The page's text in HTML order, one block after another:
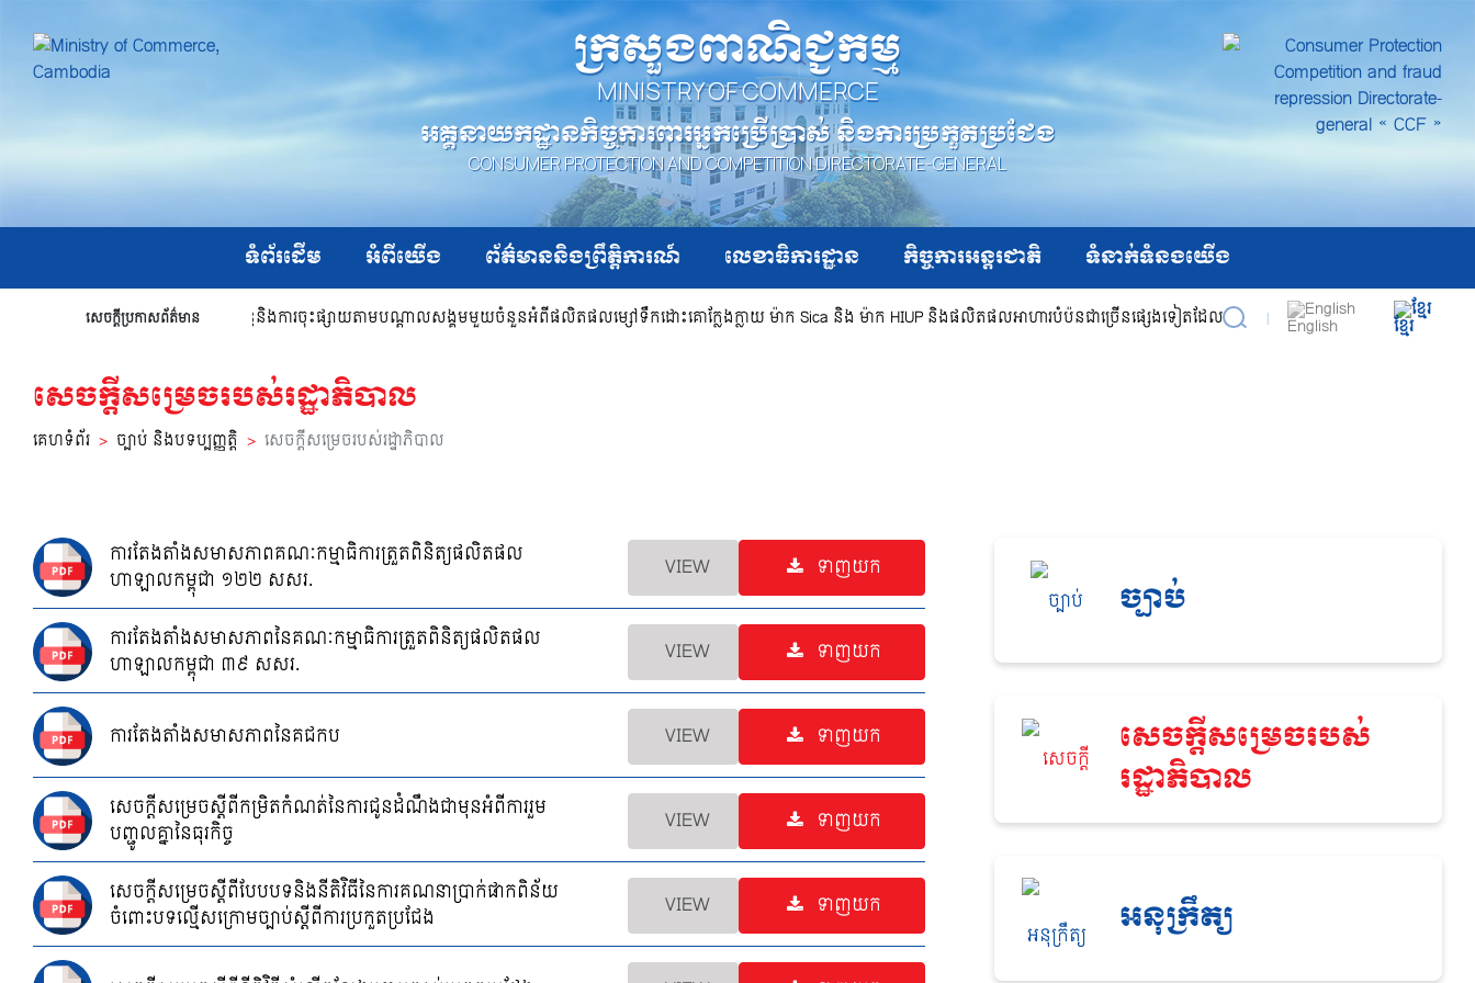
ក្រសួងពាណិជ្ជកម្ម
MINISTRY OF COMMERCE
អគ្គនាយកដ្ឋានកិច្ចការពារអ្នកប្រើប្រាស់ និងការប្រកួតប្រជែង
CONSUMER PROTECTION AND COMPETITION DIRECTORATE-GENERAL
ទំព័រដើម អំពីយើង ព័ត៌មាននិងព្រឹត្តិការណ៍ លេខាធិការដ្ឋាន កិច្ចការអន្តរជាតិ ទំនាក់ទំនងយើង
សេចក្តីប្រកាសព័ត៌មាន
បស់អគ្គនាយកដ្ឋាន ក.ប.ប. ពាក់ព័ន្ធនិងការចុះផ្សាយតាមបណ្ដាលសង្គមមួយចំនួនអំពីផលិតផលម្សៅទឹកដោះគោក្លែងក្លាយ ម៉ាក Sica និង ម៉ាក HIUP និងផលិតផលអាហារបំប៉នជាច្រើនផ្សេងទៀតដែលបានរត់ពន្ធពីប្រទេសវៀតណាមចូលទៅប្រទេ
| English ខ្មែរ
ឈ្មោះ
សេចក្តីសម្រេចរបស់រដ្ឋាភិបាល
គេហទំព័រ ច្បាប់ និងបទប្បញ្ញត្តិ សេចក្តីសម្រេចរបស់រដ្ឋាភិបាល
ការតែងតាំងសមាសភាពគណៈកម្មាធិការត្រួតពិនិត្យផលិតផល
ហាឡាលកម្ពុជា ១២២ សសរ.
VIEW ទាញយក
ការតែងតាំងសមាសភាពនៃគណៈកម្មាធិការត្រួតពិនិត្យផលិតផល
ហាឡាលកម្ពុជា ៣៩ សសរ.
VIEW ទាញយក
ការតែងតាំងសមាសភាពនៃគជកប VIEW ទាញយក
សេចក្តីសម្រេចស្តីពីកម្រិតកំណត់នៃការជូនដំណឹងជាមុនអំពីការរួម
បញ្ជូលគ្នានៃធុរកិច្ច
VIEW ទាញយក
សេចក្ដីសម្រេចស្ដីពីបែបបទនិងនីតិវិធីនៃការគណនាប្រាក់ផាកពិន័យ
ចំពោះបទល្មើសក្រោមច្បាប់ស្ដីពីការប្រកួតប្រជែង
VIEW ទាញយក
ច្បាប់
សេចក្តីសម្រេចរបស់
រដ្ឋាភិបាល
អនុក្រឹត្យ